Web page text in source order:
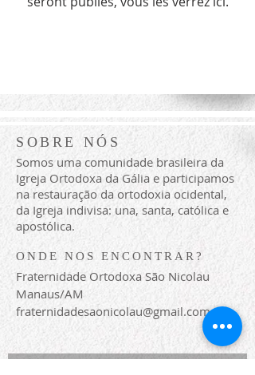
SOBRE NÓS
Somos uma comunidade brasileira da
Igreja Ortodoxa da Gália e participamos
na restauração da ortodoxia ocidental,
da Igreja indivisa: una, santa, católica e
apostólica.
ONDE NOS ENCONTRAR?
Fraternidade Ortodoxa São Nicolau
Manaus/AM
fraternidadesaonicolau@gmail.com